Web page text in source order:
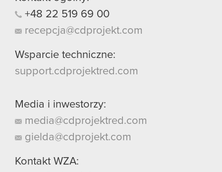
+48 22 519 69 00
recepcja@cdprojekt.com
Wsparcie techniczne:
support.cdprojektred.com
Media i inwestorzy:
media@cdprojektred.com
gielda@cdprojekt.com
Kontakt WZA: